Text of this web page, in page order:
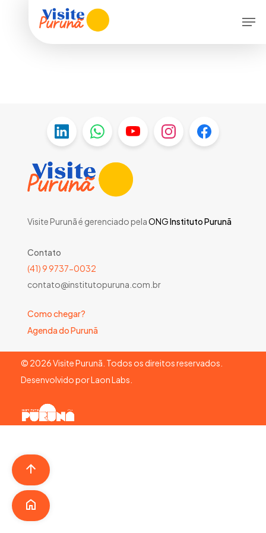
Visite Purunã é gerenciado pelaONGInstituto Purunã
Contato
(41) 9 9737-0032
contato@institutopuruna.com.br
Como chegar?
Agenda do Purunã
© 2026Visite Purunã. Todos os direitos reservados.
Desenvolvido porLaon Labs